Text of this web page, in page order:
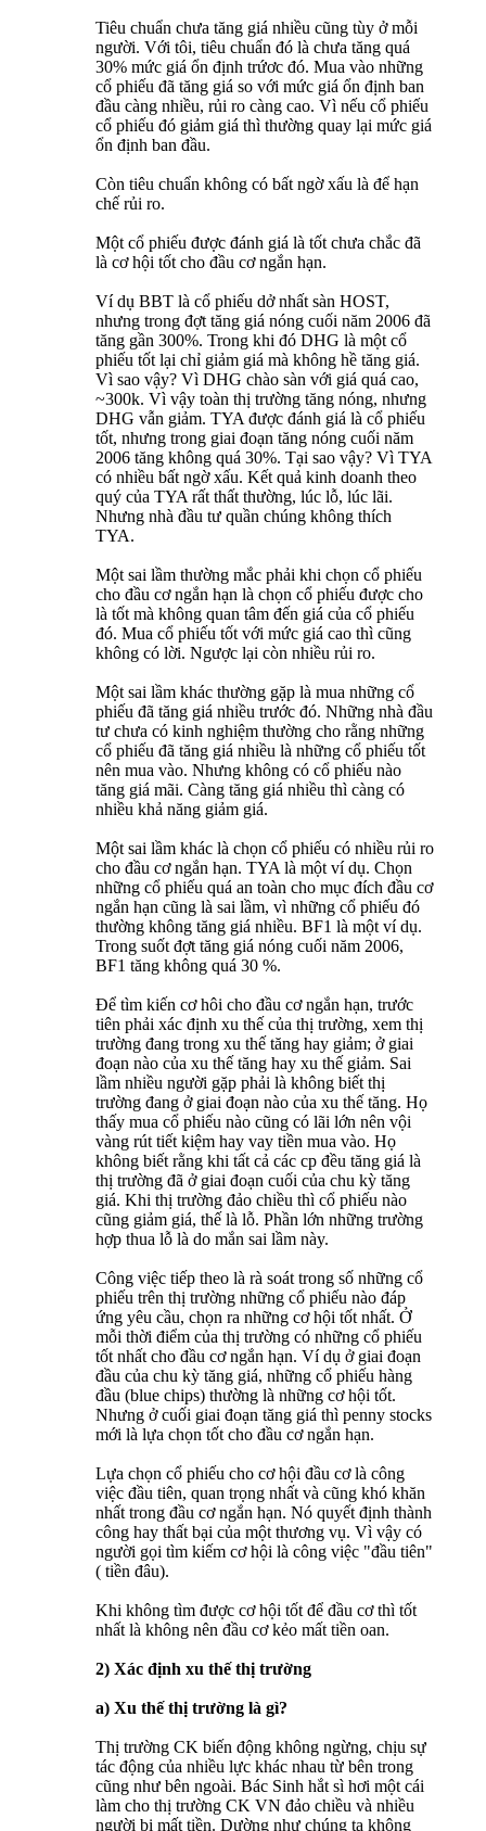
Tiêu chuẩn chưa tăng giá nhiều cũng tùy ở mỗi
người. Với tôi, tiêu chuẩn đó là chưa tăng quá
30% mức giá ổn định trứơc đó. Mua vào những
cổ phiếu đã tăng giá so với mức giá ổn định ban
đầu càng nhiều, rủi ro càng cao. Vì nếu cổ phiếu
cổ phiếu đó giảm giá thì thường quay lại mức giá
ổn định ban đầu.
Còn tiêu chuẩn không có bất ngờ xấu là để hạn
chế rủi ro.
Một cổ phiếu được đánh giá là tốt chưa chắc đã
là cơ hội tốt cho đầu cơ ngắn hạn.
Ví dụ BBT là cổ phiếu dở nhất sàn HOST,
nhưng trong đợt tăng giá nóng cuối năm 2006 đã
tăng gần 300%. Trong khi đó DHG là một cổ
phiếu tốt lại chỉ giảm giá mà không hề tăng giá.
Vì sao vậy? Vì DHG chào sàn với giá quá cao,
~300k. Vì vậy toàn thị trường tăng nóng, nhưng
DHG vẫn giảm. TYA được đánh giá là cổ phiếu
tốt, nhưng trong giai đoạn tăng nóng cuối năm
2006 tăng không quá 30%. Tại sao vậy? Vì TYA
có nhiều bất ngờ xấu. Kết quả kinh doanh theo
quý của TYA rất thất thường, lúc lỗ, lúc lãi.
Nhưng nhà đầu tư quần chúng không thích
TYA.
Một sai lầm thường mắc phải khi chọn cổ phiếu
cho đầu cơ ngắn hạn là chọn cổ phiếu được cho
là tốt mà không quan tâm đến giá của cổ phiếu
đó. Mua cổ phiếu tốt với mức giá cao thì cũng
không có lời. Ngược lại còn nhiều rủi ro.
Một sai lầm khác thường gặp là mua những cổ
phiếu đã tăng giá nhiều trước đó. Những nhà đầu
tư chưa có kinh nghiệm thường cho rằng những
cổ phiếu đã tăng giá nhiều là những cổ phiếu tốt
nên mua vào. Nhưng không có cổ phiếu nào
tăng giá mãi. Càng tăng giá nhiều thì càng có
nhiều khả năng giảm giá.
Một sai lầm khác là chọn cổ phiếu có nhiều rủi ro
cho đầu cơ ngắn hạn. TYA là một ví dụ. Chọn
những cổ phiếu quá an toàn cho mục đích đầu cơ
ngắn hạn cũng là sai lầm, vì những cổ phiếu đó
thường không tăng giá nhiều. BF1 là một ví dụ.
Trong suốt đợt tăng giá nóng cuối năm 2006,
BF1 tăng không quá 30 %.
Để tìm kiến cơ hôi cho đầu cơ ngắn hạn, trước
tiên phải xác định xu thế của thị trường, xem thị
trường đang trong xu thế tăng hay giảm; ở giai
đoạn nào của xu thế tăng hay xu thế giảm. Sai
lầm nhiều người gặp phải là không biết thị
trường đang ở giai đoạn nào của xu thế tăng. Họ
thấy mua cổ phiếu nào cũng có lãi lớn nên vội
vàng rút tiết kiệm hay vay tiền mua vào. Họ
không biết rằng khi tất cả các cp đều tăng giá là
thị trường đã ở giai đoạn cuối của chu kỳ tăng
giá. Khi thị trường đảo chiều thì cổ phiếu nào
cũng giảm giá, thế là lỗ. Phần lớn những trường
hợp thua lỗ là do mắn sai lầm này.
Công việc tiếp theo là rà soát trong số những cổ
phiếu trên thị trường những cổ phiếu nào đáp
ứng yêu cầu, chọn ra những cơ hội tốt nhất. Ở
mỗi thời điểm của thị trường có những cổ phiếu
tốt nhất cho đầu cơ ngắn hạn. Ví dụ ở giai đoạn
đầu của chu kỳ tăng giá, những cổ phiếu hàng
đầu (blue chips) thường là những cơ hội tốt.
Nhưng ở cuối giai đoạn tăng giá thì penny stocks
mới là lựa chọn tốt cho đầu cơ ngắn hạn.
Lựa chọn cổ phiếu cho cơ hội đầu cơ là công
việc đầu tiên, quan trọng nhất và cũng khó khăn
nhất trong đầu cơ ngắn hạn. Nó quyết định thành
công hay thất bại của một thương vụ. Vì vậy có
người gọi tìm kiếm cơ hội là công việc "đầu tiên"
( tiền đâu).
Khi không tìm được cơ hội tốt để đầu cơ thì tốt
nhất là không nên đầu cơ kẻo mất tiền oan.
2) Xác định xu thế thị trường
a) Xu thế thị trường là gì?
Thị trường CK biến động không ngừng, chịu sự
tác động của nhiều lực khác nhau từ bên trong
cũng như bên ngoài. Bác Sinh hắt sì hơi một cái
làm cho thị trường CK VN đảo chiều và nhiều
người bị mất tiền. Dường như chúng ta không